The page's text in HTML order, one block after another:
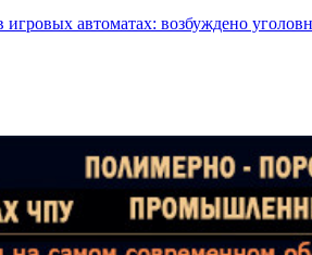
автоматах: возбуждено